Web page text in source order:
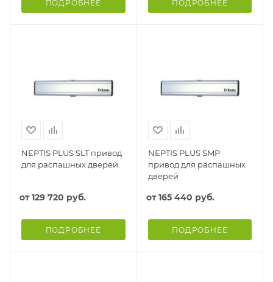
ПОДРОБНЕЕ ПОДРОБНЕЕ
NEPTIS PLUS SLT привод
для распашных дверей
от129 720 руб.
ПОДРОБНЕЕ
NEPTIS PLUS SMP
привод для распашных
дверей
от165 440 руб.
ПОДРОБНЕЕ